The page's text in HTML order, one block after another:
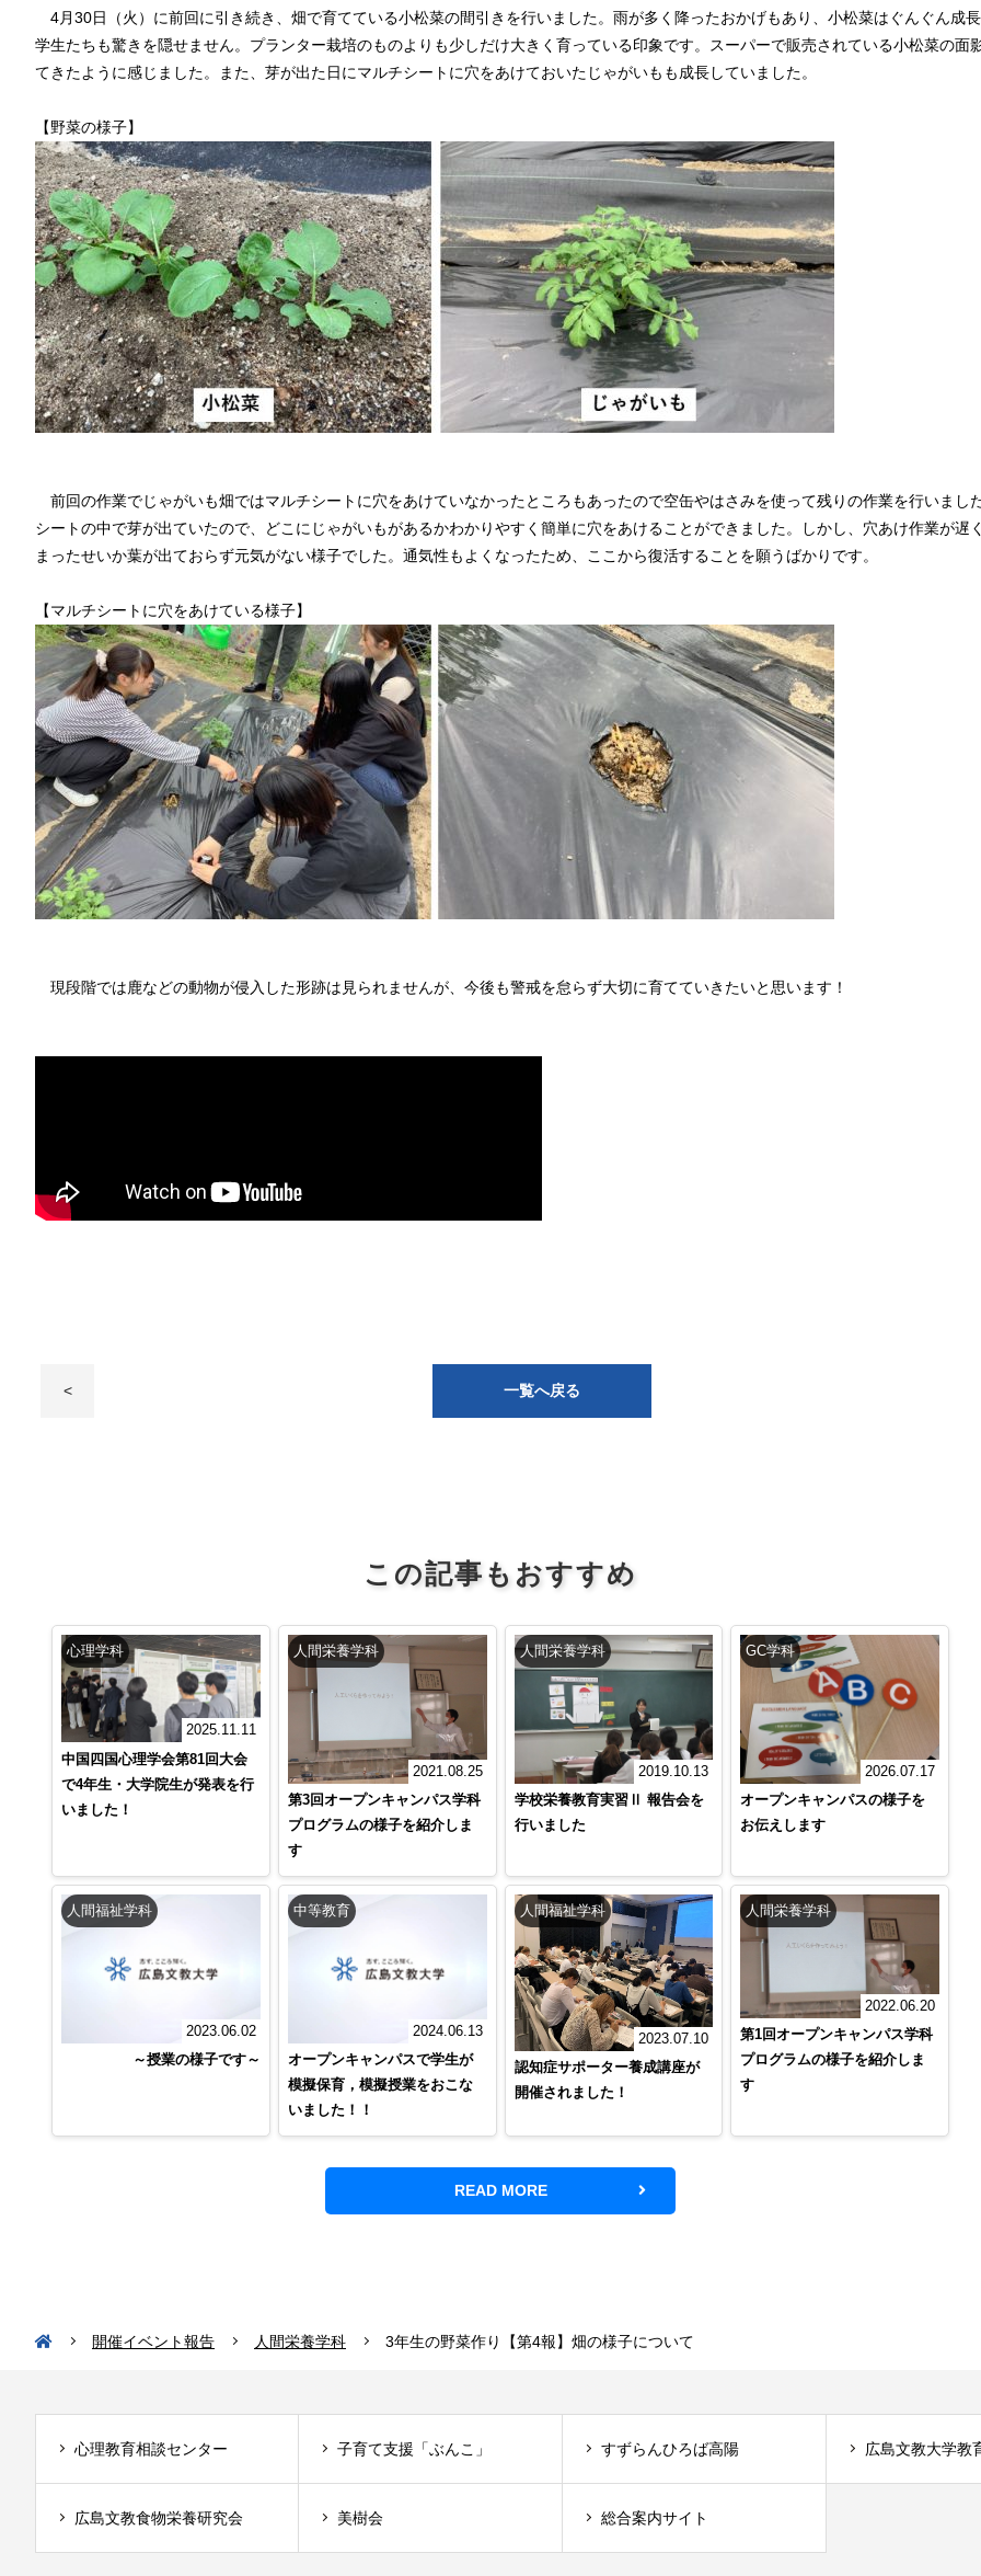
4月30日（火）に前回に引き続き、畑で育てている小松菜の間引きを行いました。雨が多く降ったおかげもあり、小松菜はぐんぐん成
学生たちも驚きを隠せません。プランター栽培のものよりも少しだけ大きく育っている印象です。スーパーで販売されている小松菜の面
てきたように感じました。また、芽が出た日にマルチシートに穴をあけておいたじゃがいもも成長していました。
【野菜の様子】
前回の作業でじゃがいも畑ではマルチシートに穴をあけていなかったところもあったので空缶やはさみを使って残りの作業を行いまし
シートの中で芽が出ていたので、どこにじゃがいもがあるかわかりやすく簡単に穴をあけることができました。しかし、穴あけ作業が遅
まったせいか葉が出ておらず元気がない様子でした。通気性もよくなったため、ここから復活することを願うばかりです。
【マルチシートに穴をあけている様子】
現段階では鹿などの動物が侵入した形跡は見られませんが、今後も警戒を怠らず大切に育てていきたいと思います！
< 一覧へ戻る
この記事もおすすめ
心理学科
2025.11.11
中国四国心理学会第81回大会
で4年生・大学院生が発表を行
いました！
人間栄養学科
2021.08.25
第3回オープンキャンパス学科
プログラムの様子を紹介しま
す
人間栄養学科
2019.10.13
学校栄養教育実習Ⅱ 報告会を
行いました
GC学科
2026.07.17
オープンキャンパスの様子を
お伝えします
人間福祉学科
2023.06.02
～授業の様子です～
中等教育
2024.06.13
オープンキャンパスで学生が
模擬保育，模擬授業をおこな
いました！！
人間福祉学科
2023.07.10
認知症サポーター養成講座が
開催されました！
人間栄養学科
2022.06.20
第1回オープンキャンパス学科
プログラムの様子を紹介しま
す
READ MORE
開催イベント報告 人間栄養学科 3年生の野菜作り【第4報】畑の様子について
心理教育相談センター 子育て支援「ぶんこ」 すずらんひろば高陽 広島文教大学教
広島文教食物栄養研究会 美樹会 総合案内サイト